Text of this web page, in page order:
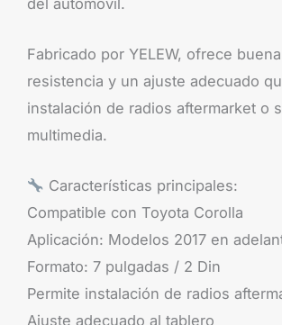
Fabricado por YELEW, ofrece
resistencia y un ajuste adecuado
instalación de radios aftermarket o
multimedia.
Características principales:
Compatible con Toyota Corolla
Aplicación: Modelos 2017 en
Formato: 7 pulgadas / 2 Din
Permite instalación de radios
Ajuste adecuado al tablero